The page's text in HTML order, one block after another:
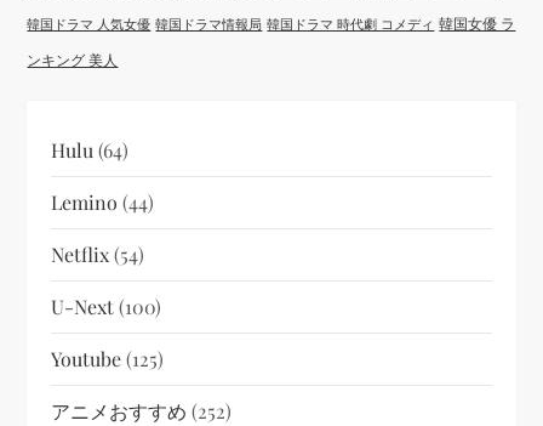
韓国ドラマ 人気女優 韓国ドラマ情報局 韓国ドラマ 時代劇 コメディ 韓国女優 ラ
ンキング 美人
Hulu (64)
Lemino (44)
Netflix(54)
U-Next(100)
Youtube(125)
アニメおすすめ (252)